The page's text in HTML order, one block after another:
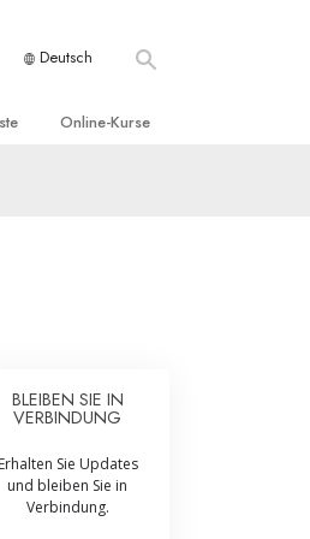
Deutsch
Online-Kurse
und
BLEIBEN SIE IN
VERBINDUNG
Erhalten Sie Updates
und bleiben Sie in
Verbindung.